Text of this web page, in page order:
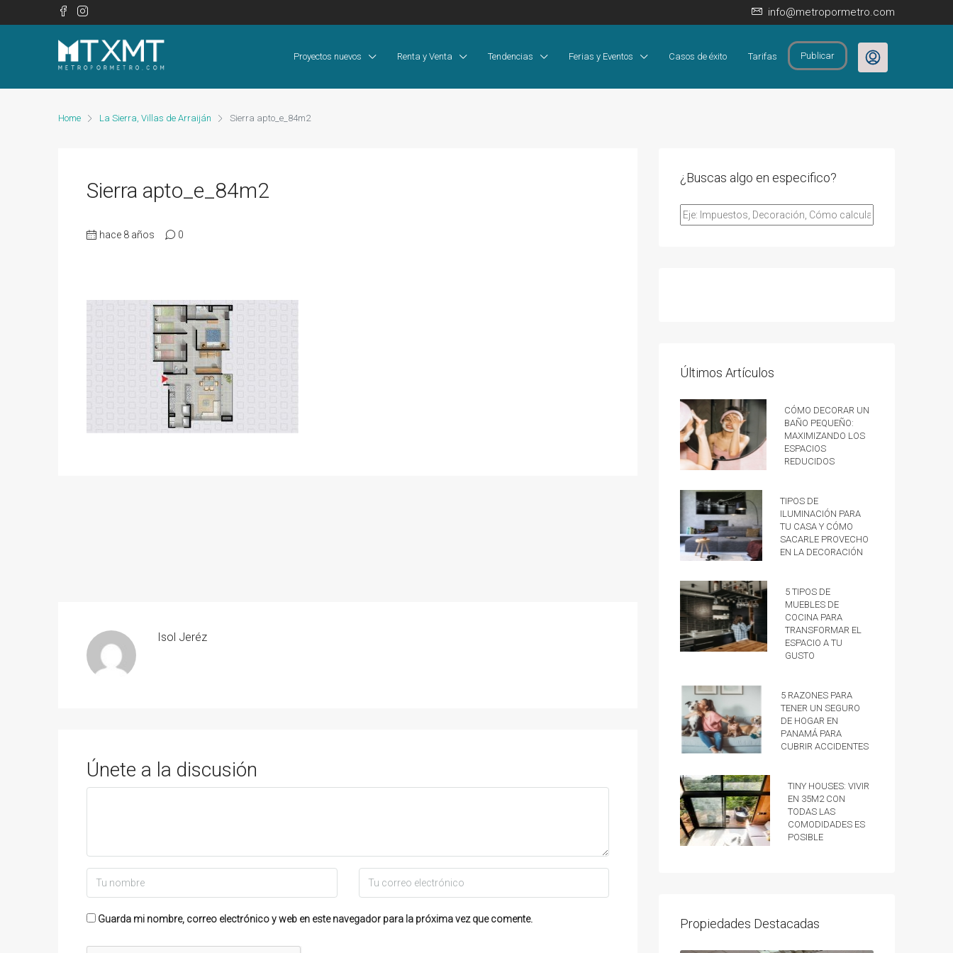
info@metropormetro.com
Proyectos nuevos Renta y Venta Tendencias Ferias y Eventos Casos de éxito Tarifas Publicar
Home La Sierra, Villas de Arraiján Sierra apto_e_84m2
Sierra apto_e_84m2
hace 8 años 0
Isol Jeréz
Únete a la discusión
Guarda mi nombre, correo electrónico y web en este navegador para la próxima vez que comente.
¿Buscas algo en especifico?
Últimos Artículos
Cómo decorar un
baño pequeño:
Maximizando los
espacios
reducidos
Tipos de
iluminación para
tu casa y cómo
sacarle provecho
en la decoración
5 tipos de
muebles de
cocina para
transformar el
espacio a tu
gusto
5 razones para
tener un Seguro
de hogar en
Panamá para
cubrir accidentes
Tiny Houses: vivir
en 35m2 con
todas las
comodidades es
posible
Propiedades Destacadas